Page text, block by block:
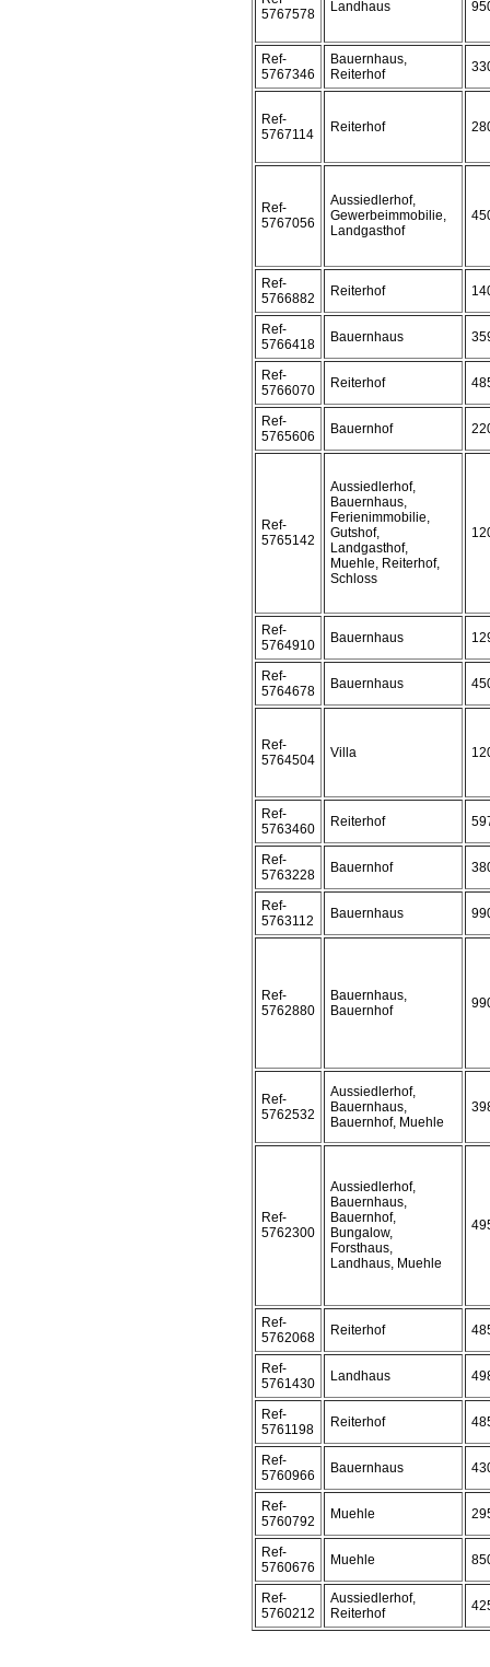
5767578
Landhaus
Ref-
5767346
Bauernhaus,
Reiterhof
Ref-
5767114
Reiterhof
Ref-
5767056
Aussiedlerhof,
Gewerbeimmobilie,
Landgasthof
Ref-
5766882
Reiterhof
Ref-
5766418
Bauernhaus
Ref-
5766070
Reiterhof
Ref-
5765606
Bauernhof
Ref-
5765142
Aussiedlerhof,
Bauernhaus,
Ferienimmobilie,
Gutshof,
Landgasthof,
Muehle, Reiterhof,
Schloss
Ref-
5764910
Bauernhaus
Ref-
5764678
Bauernhaus
Ref-
5764504
Villa
Ref-
5763460
Reiterhof
Ref-
5763228
Bauernhof
Ref-
5763112
Bauernhaus
Ref-
5762880
Bauernhaus,
Bauernhof
Ref-
5762532
Aussiedlerhof,
Bauernhaus,
Bauernhof, Muehle
Ref-
5762300
Aussiedlerhof,
Bauernhaus,
Bauernhof,
Bungalow,
Forsthaus,
Landhaus, Muehle
Ref-
5762068
Reiterhof
Ref-
5761430
Landhaus
Ref-
5761198
Reiterhof
Ref-
5760966
Bauernhaus
Ref-
5760792
Muehle
Ref-
5760676
Muehle
Ref-
5760212
Aussiedlerhof,
Reiterhof